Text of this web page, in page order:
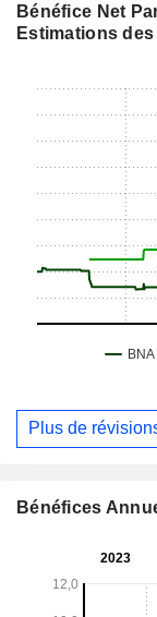
Bénéfice Net
Estimations
Plus de
Bénéfices